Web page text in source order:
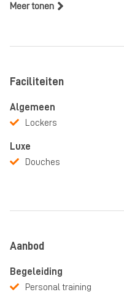
Meer tonen
Faciliteiten
Algemeen
Lockers
Luxe
Douches
Aanbod
Begeleiding
Personal training